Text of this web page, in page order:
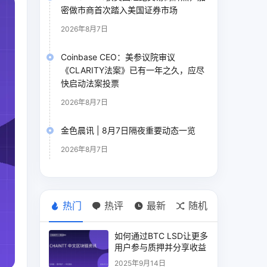
密做市商首次踏入美国证券市场
2026年8月7日
Coinbase CEO：美参议院审议
《CLARITY法案》已有一年之久，应尽
快启动法案投票
2026年8月7日
金色晨讯 | 8月7日隔夜重要动态一览
2026年8月7日
热门 热评 最新 随机
如何通过BTC LSD让更多
用户参与质押并分享收益
2025年9月14日